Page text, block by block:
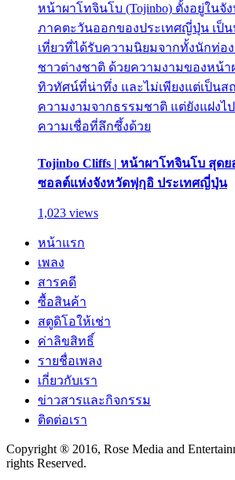
หน้าผาโทจินโบ (Tojinbo) ตั้งอยู่ในจั
ภาคตะวันออกของประเทศญี่ปุ่น เป็
เที่ยวที่ได้รับความนิยมจากทั้งนักท่อ
ชาวต่างชาติ ด้วยความงามของหน้
ทิวทัศน์ที่น่าทึ่ง และไม่เพียงแต่เป็นส
ความงามจากธรรมชาติ แต่ยังแฝงไ
ความเชื่อที่ลึกซึ้งด้วย
Tojinbo Cliffs | หน้าผาโทจินโบ สุด
ซอลต์แห่งจังหวัดฟุกุอิ ประเทศญี่ปุ่น
1,023 views
หน้าแรก
เพลง
สารคดี
ซื้อสินค้า
สตูดิโอให้เช่า
ค่าลิขสิทธิ์
รายชื่อเพลง
เกี่ยวกับเรา
ข่าวสารและกิจกรรม
ติดต่อเรา
Copyright ® 2016, Rose Media and
rights Reserved.